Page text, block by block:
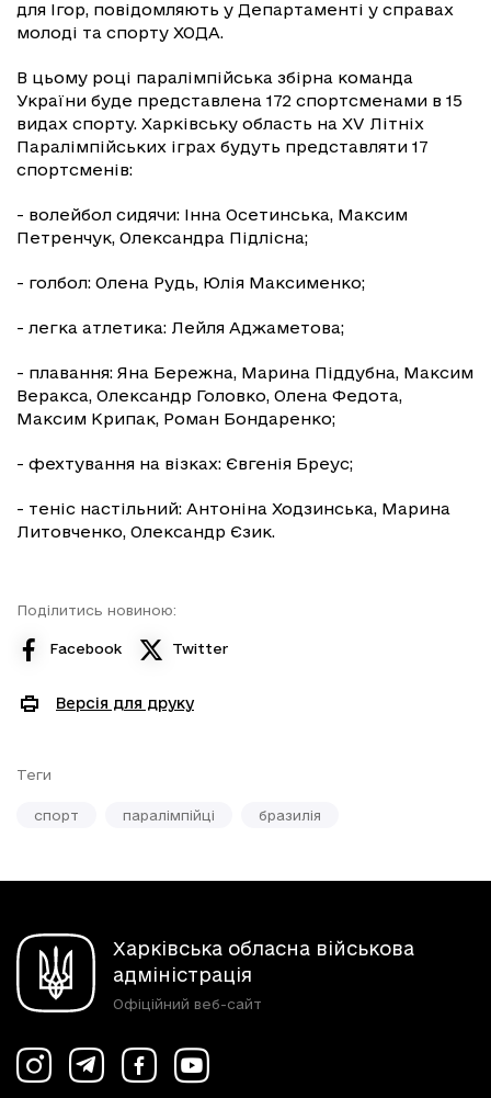
для Ігор, повідомляють у Департаменті у справах
молоді та спорту ХОДА.
В цьому році паралімпійська збірна команда
України буде представлена 172 спортсменами в 15
видах спорту. Харківську область на XV Літніх
Паралімпійських іграх будуть представляти 17
спортсменів:
- волейбол сидячи: Інна Осетинська, Максим
Петренчук, Олександра Підлісна;
- голбол: Олена Рудь, Юлія Максименко;
- легка атлетика: Лейля Аджаметова;
- плавання: Яна Бережна, Марина Піддубна, Максим
Веракса, Олександр Головко, Олена Федота,
Максим Крипак, Роман Бондаренко;
- фехтування на візках: Євгенія Бреус;
- теніс настільний: Антоніна Ходзинська, Марина
Литовченко, Олександр Єзик.
Поділитись новиною:
Facebook Twitter
Версія для друку
Теги
спорт паралімпійці бразилія
Харківська обласна військова
адміністрація
Офіційний веб-сайт